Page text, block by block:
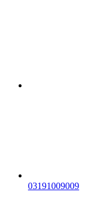
03191009009